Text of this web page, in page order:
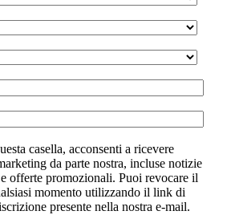
casella, acconsenti a ricevere
da parte nostra, incluse notizie
offerte promozionali. Puoi revocare il
momento utilizzando il link di
presente nella nostra e-mail.